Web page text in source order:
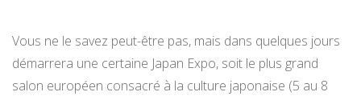
Vous ne le savez peut-être pas, mais dans quelques jours
démarrera une certaine Japan Expo, soit le plus grand
salon européen consacré à la culture japonaise (5 au 8